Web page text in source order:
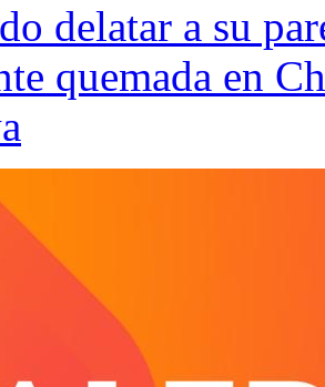
delatar a su
quemada en